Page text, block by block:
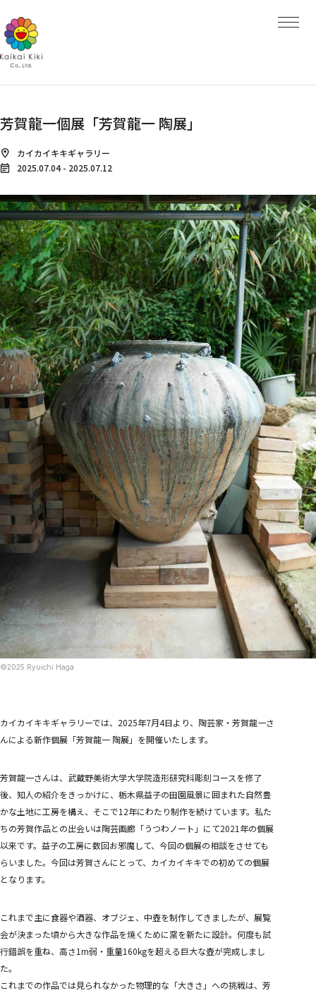
芳賀龍一個展「芳賀龍一 陶展」
カイカイキキギャラリー
2025.07.04- 2025.07.12
©︎2025 Ryuichi Haga
カイカイキキギャラリーでは、2025年7月4日より、陶芸家・芳賀龍一さ
んによる新作個展「芳賀龍一 陶展」を開催いたします。
芳賀龍一さんは、武蔵野美術大学大学院造形研究科彫刻コースを修了
後、知人の紹介をきっかけに、栃木県益子の田園風景に囲まれた自然豊
かな土地に工房を構え、そこで12年にわたり制作を続けています。私た
ちの芳賀作品との出会いは陶芸画廊「うつわノート」にて2021年の個展
以来です。益子の工房に数回お邪魔して、今回の個展の相談をさせても
らいました。今回は芳賀さんにとって、カイカイキキでの初めての個展
となります。
これまで主に食器や酒器、オブジェ、中壺を制作してきましたが、展覧
会が決まった頃から大きな作品を焼くために窯を新たに設計。何度も試
行錯誤を重ね、高さ1m弱・重量160kgを超える巨大な壺が完成しまし
た。
これまでの作品では見られなかった物理的な「大きさ」への挑戦は、芳
NEWS
ARTISTS
ARTISTS TOP
AYA TAKANO
くらやえみ
Mr.
ナカザワショーコ
朋弓
村上 隆
EXHIBITIONS
PROJECTS
PROJECTS TOP
GALLERY
Kaikai Kiki Gallery
Hidari Zingaro
Kaikai Kiki Gallery M Cubed
STORES
Tonari no Zingaro
純喫茶ジンガロ
となりの開花堂
囍鵲亭（キジャクテイ）
Kaikai Kiki CARD STATION
ANIME
6HP
FILM
めめめのくらげ
EVENTS
GEISAI
Kaikai Kiki カードフェスタ
DIGITAL
Murakami.Flowers
FLOWER GO WALK
Tonari no Zingaro Online
KaikaiKiki Marketplace
カイカイキキふるさと納税
TRADING CARD
Murakami.Flowers Collectible Trading Card
村上隆 もののけ 京都 Collectible Trading Card
めめめのくらげ TRADING CARD GAME
COMPANY
COMPANY
RECRUITMENT